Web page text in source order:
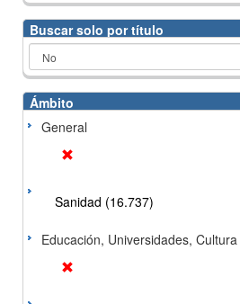
Buscar solo por título
Ámbito
General
Sanidad (16.737)
Educación, Universidades,